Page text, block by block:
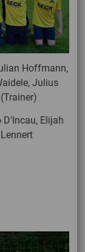
Hoffmann,
Julius
D'Incau, Elijah